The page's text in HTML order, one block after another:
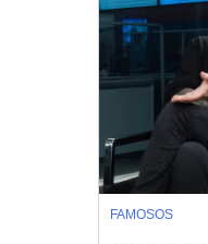
FAMOSOS